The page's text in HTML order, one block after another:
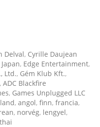
Delval, Cyrille Daujean
, Edge Entertainment,
Ltd., Gém Klub Kft.,
, ADC Blackfire
, Games Unplugged LLC
, angol, finn, francia,
, norvég, lengyel,
thai